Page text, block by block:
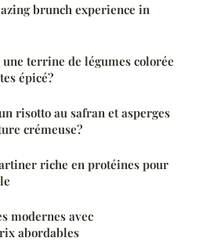
brunch experience in
terrine de légumes colorée
épicé?
risotto au safran et asperges
crémeuse?
riche en protéines pour
modernes avec
abordables